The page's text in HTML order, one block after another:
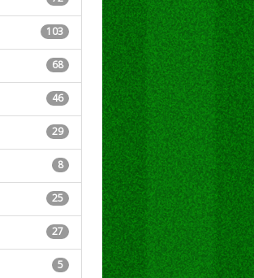
103
68
46
29
8
25
27
5